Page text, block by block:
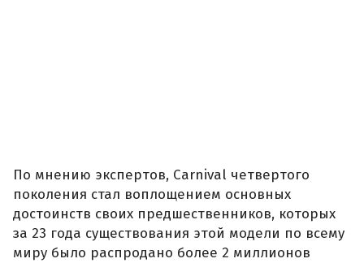
По мнению экспертов, Carnival четвертого
поколения стал воплощением основных
достоинств своих предшественников, которых
за 23 года существования этой модели по всему
миру было распродано более 2 миллионов